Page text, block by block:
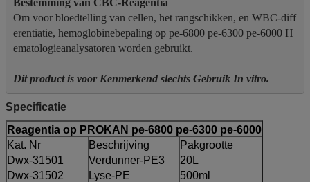
Om voor bloedtelling van cellen, het rangschikken, en WBC-diff
erentiatie, hemoglobinebepaling op pe-6800 pe-6300 pe-6000 H
ematologieanalysatoren worden gebruikt.
Dit product is voor Kenmerkend slechts Gebruik In vitro.
Specificatie
Reagentia op PROKAN pe-6800 pe-6300 pe-6000
Kat. Nr
Beschrijving
Pakgrootte
Dwx-31501
Verdunner-PE3
20L
Dwx-31502
Lyse-PE
500ml